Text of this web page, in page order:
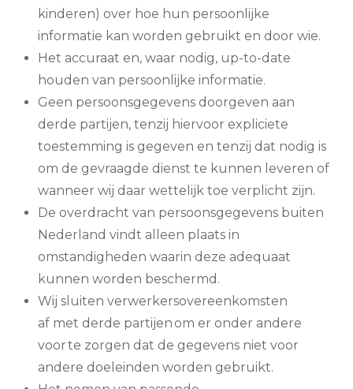
kinderen) over hoe hun persoonlijke
informatie kan worden gebruikt en door wie.
Het accuraat en, waar nodig, up-to-date
houden van persoonlijke informatie.
Geen persoonsgegevens doorgeven aan
derde partijen, tenzij hiervoor expliciete
toestemming is gegeven en tenzij dat nodig is
om de gevraagde dienst te kunnen leveren of
wanneer wij daar wettelijk toe verplicht zijn.
De overdracht van persoonsgegevens buiten
Nederland vindt alleen plaats in
omstandigheden waarin deze adequaat
kunnen worden beschermd.
Wij sluiten verwerkersovereenkomsten
af met derde partijen om er onder andere
voor te zorgen dat de gegevens niet voor
andere doeleinden worden gebruikt.